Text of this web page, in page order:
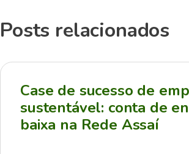
Posts relacionados
Case de sucesso de
sustentável: conta de
baixa na Rede Assaí